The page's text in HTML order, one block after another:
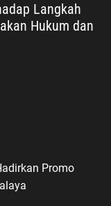
Langkah
Hukum dan